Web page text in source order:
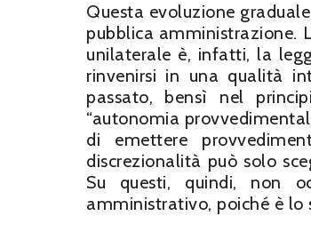
Questa evoluzione
pubblica amministrazione.
unilaterale è, infatti, la
rinvenirsi in una qualità
passato, bensì nel
“autonomia
di emettere
discrezionalità può solo
Su questi, quindi, non
amministrativo, poiché è lo